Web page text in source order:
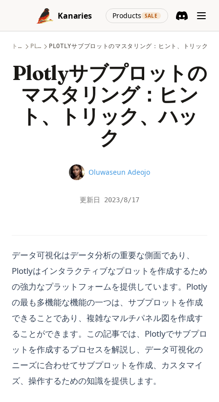
Skip to content
Kanaries
Products SALE
(opens in a
トピック PLOTLY PLOTLYサブプロットのマスタリング：ヒント、トリック、
Plotlyサブプロットの
マスタリング：ヒン
ト、トリック、ハッ
ク
Name
Oluwaseun Adeojo
更新日 2023/8/17
データ可視化はデータ分析の重要な側面であり、
Plotlyはインタラクティブなプロットを作成するため
の強力なプラットフォームを提供しています。Plotly
の最も多機能な機能の一つは、サブプロットを作成
できることであり、複雑なマルチパネル図を作成す
ることができます。この記事では、Plotlyでサブプロ
ットを作成するプロセスを解説し、データ可視化の
ニーズに合わせてサブプロットを作成、カスタマイ
ズ、操作するための知識を提供します。